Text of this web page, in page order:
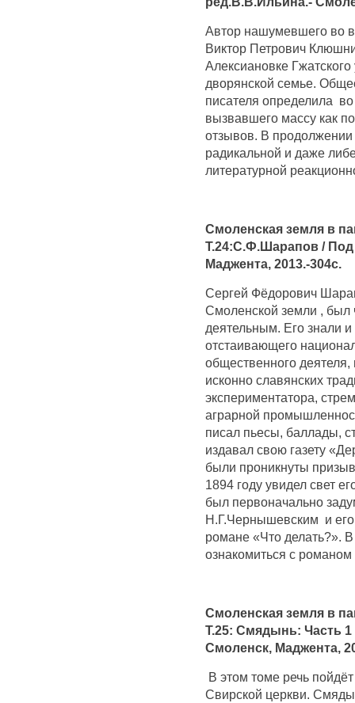
Автор нашумевшего во
Виктор Петрович
Алексиановке
дворянской семье.
писателя определила
вызвавшего массу как
отзывов. В продолжении
радикальной и даже
литературной
Смоленская земля в
Т.24:С.Ф.Шарапов /
Маджента, 2013.-304с.
Сергей Фёдорович
Смоленской земли , был
деятельным. Его знали и
отстаивающего
общественного
исконно славянских
экспериментатора,
аграрной
писал пьесы, баллады,
издавал свою газету
были проникнуты
1894 году увидел свет
был первоначально
Н.Г.Чернышевским и
романе «Что делать?».
ознакомиться с
Смоленская земля в
Т.25: Смядынь: Часть
Смоленск, Маджента,
В этом томе речь
Свирской церкви.